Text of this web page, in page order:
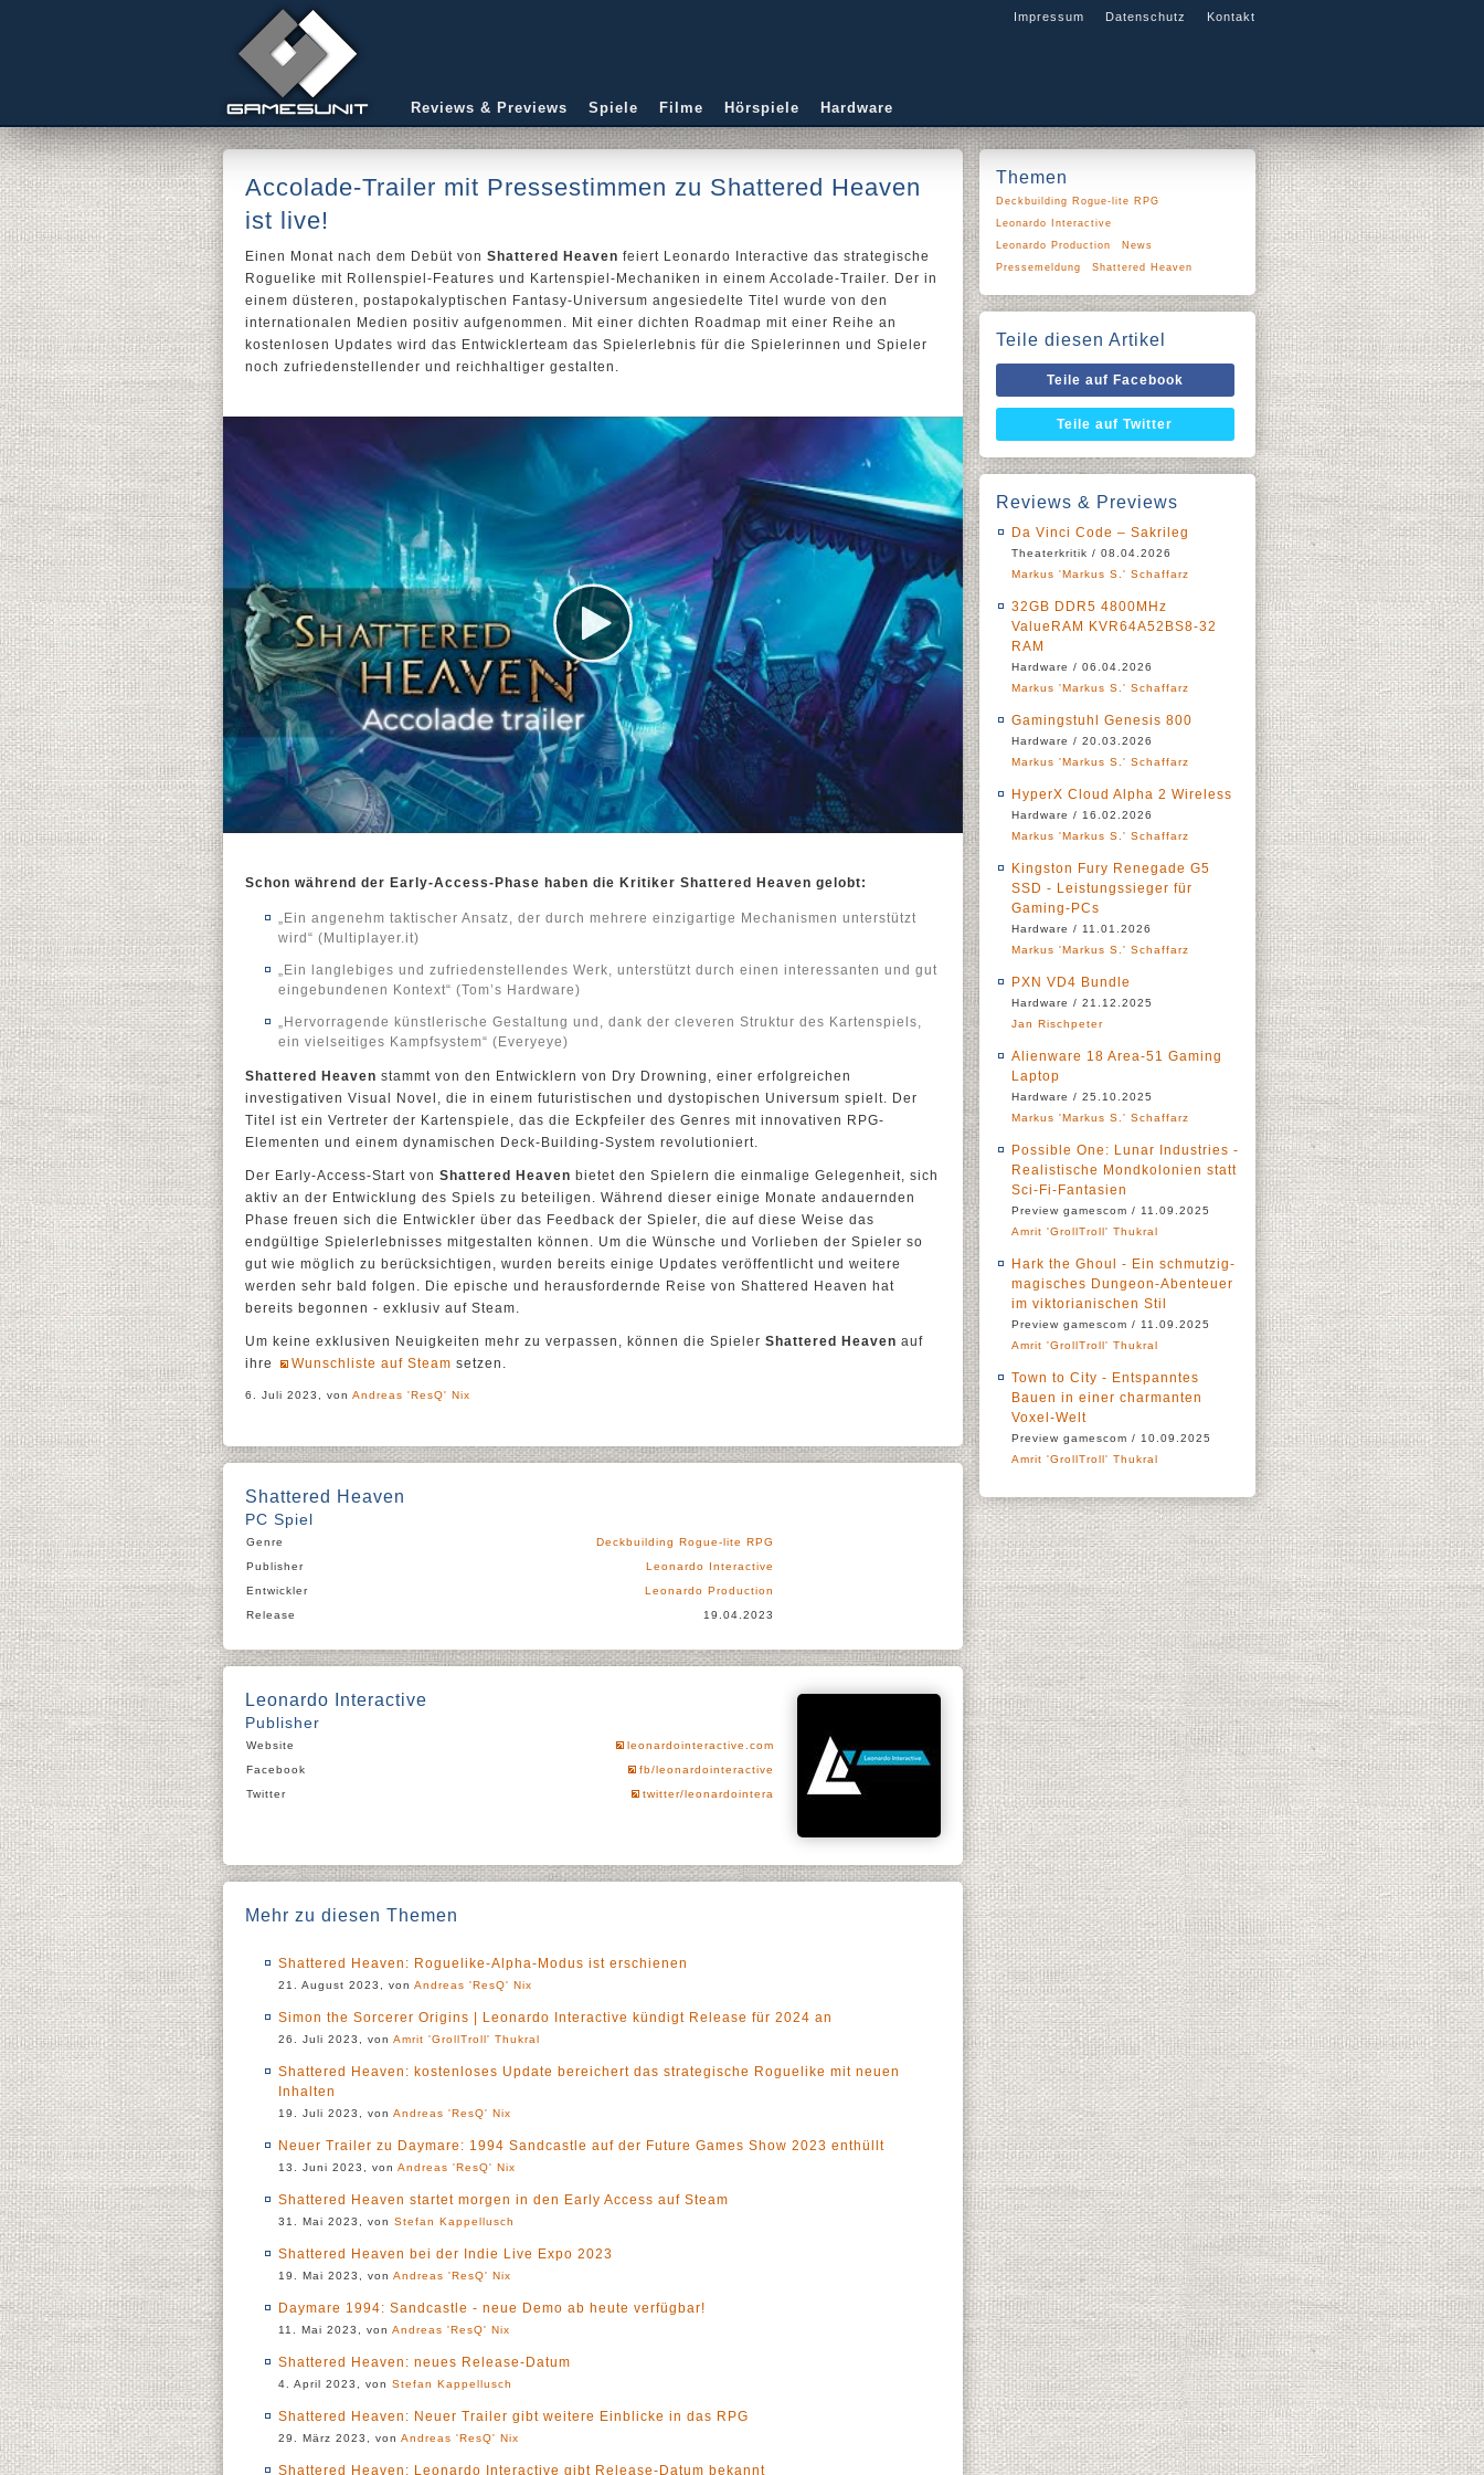
Impressum Datenschutz Kontakt
Reviews & Previews Spiele Filme Hörspiele Hardware
Accolade-Trailer mit Pressestimmen zu Shattered Heaven
ist live!
Einen Monat nach dem Debüt von Shattered Heaven feiert Leonardo Interactive das strategische
Roguelike mit Rollenspiel-Features und Kartenspiel-Mechaniken in einem Accolade-Trailer. Der in
einem düsteren, postapokalyptischen Fantasy-Universum angesiedelte Titel wurde von den
internationalen Medien positiv aufgenommen. Mit einer dichten Roadmap mit einer Reihe an
kostenlosen Updates wird das Entwicklerteam das Spielerlebnis für die Spielerinnen und Spieler
noch zufriedenstellender und reichhaltiger gestalten.
Schon während der Early-Access-Phase haben die Kritiker Shattered Heaven gelobt:
„Ein angenehm taktischer Ansatz, der durch mehrere einzigartige Mechanismen unterstützt
wird“ (Multiplayer.it)
„Ein langlebiges und zufriedenstellendes Werk, unterstützt durch einen interessanten und gut
eingebundenen Kontext“ (Tom’s Hardware)
„Hervorragende künstlerische Gestaltung und, dank der cleveren Struktur des Kartenspiels,
ein vielseitiges Kampfsystem“ (Everyeye)
Shattered Heaven stammt von den Entwicklern von Dry Drowning, einer erfolgreichen
investigativen Visual Novel, die in einem futuristischen und dystopischen Universum spielt. Der
Titel ist ein Vertreter der Kartenspiele, das die Eckpfeiler des Genres mit innovativen RPG-
Elementen und einem dynamischen Deck-Building-System revolutioniert.
Der Early-Access-Start von Shattered Heaven bietet den Spielern die einmalige Gelegenheit, sich
aktiv an der Entwicklung des Spiels zu beteiligen. Während dieser einige Monate andauernden
Phase freuen sich die Entwickler über das Feedback der Spieler, die auf diese Weise das
endgültige Spielerlebnisses mitgestalten können. Um die Wünsche und Vorlieben der Spieler so
gut wie möglich zu berücksichtigen, wurden bereits einige Updates veröffentlicht und weitere
werden sehr bald folgen. Die epische und herausfordernde Reise von Shattered Heaven hat
bereits begonnen - exklusiv auf Steam.
Um keine exklusiven Neuigkeiten mehr zu verpassen, können die Spieler Shattered Heaven auf
ihre
Wunschliste auf Steam setzen.
6. Juli 2023, von Andreas 'ResQ' Nix
Shattered Heaven
PC Spiel
Genre
Deckbuilding Rogue-lite RPG
Publisher
Leonardo Interactive
Entwickler
Leonardo Production
Release
19.04.2023
Leonardo Interactive
Publisher
Website
leonardointeractive.com
Facebook
fb/leonardointeractive
Twitter
twitter/leonardointera
Mehr zu diesen Themen
Shattered Heaven: Roguelike-Alpha-Modus ist erschienen
21. August 2023, von Andreas 'ResQ' Nix
Simon the Sorcerer Origins | Leonardo Interactive kündigt Release für 2024 an
26. Juli 2023, von Amrit 'GrollTroll' Thukral
Shattered Heaven: kostenloses Update bereichert das strategische Roguelike mit neuen
Inhalten
19. Juli 2023, von Andreas 'ResQ' Nix
Neuer Trailer zu Daymare: 1994 Sandcastle auf der Future Games Show 2023 enthüllt
13. Juni 2023, von Andreas 'ResQ' Nix
Shattered Heaven startet morgen in den Early Access auf Steam
31. Mai 2023, von Stefan Kappellusch
Shattered Heaven bei der Indie Live Expo 2023
19. Mai 2023, von Andreas 'ResQ' Nix
Daymare 1994: Sandcastle - neue Demo ab heute verfügbar!
11. Mai 2023, von Andreas 'ResQ' Nix
Shattered Heaven: neues Release-Datum
4. April 2023, von Stefan Kappellusch
Shattered Heaven: Neuer Trailer gibt weitere Einblicke in das RPG
29. März 2023, von Andreas 'ResQ' Nix
Shattered Heaven: Leonardo Interactive gibt Release-Datum bekannt
Themen
Deckbuilding Rogue-lite RPG
Leonardo Interactive
Leonardo Production
News
Pressemeldung
Shattered Heaven
Teile diesen Artikel
Teile auf Facebook
Teile auf Twitter
Reviews & Previews
Da Vinci Code – Sakrileg
Theaterkritik / 08.04.2026
Markus 'Markus S.' Schaffarz
32GB DDR5 4800MHz
ValueRAM KVR64A52BS8-32
RAM
Hardware / 06.04.2026
Markus 'Markus S.' Schaffarz
Gamingstuhl Genesis 800
Hardware / 20.03.2026
Markus 'Markus S.' Schaffarz
HyperX Cloud Alpha 2 Wireless
Hardware / 16.02.2026
Markus 'Markus S.' Schaffarz
Kingston Fury Renegade G5
SSD - Leistungssieger für
Gaming-PCs
Hardware / 11.01.2026
Markus 'Markus S.' Schaffarz
PXN VD4 Bundle
Hardware / 21.12.2025
Jan Rischpeter
Alienware 18 Area-51 Gaming
Laptop
Hardware / 25.10.2025
Markus 'Markus S.' Schaffarz
Possible One: Lunar Industries -
Realistische Mondkolonien statt
Sci-Fi-Fantasien
Preview gamescom / 11.09.2025
Amrit 'GrollTroll' Thukral
Hark the Ghoul - Ein schmutzig-
magisches Dungeon-Abenteuer
im viktorianischen Stil
Preview gamescom / 11.09.2025
Amrit 'GrollTroll' Thukral
Town to City - Entspanntes
Bauen in einer charmanten
Voxel-Welt
Preview gamescom / 10.09.2025
Amrit 'GrollTroll' Thukral